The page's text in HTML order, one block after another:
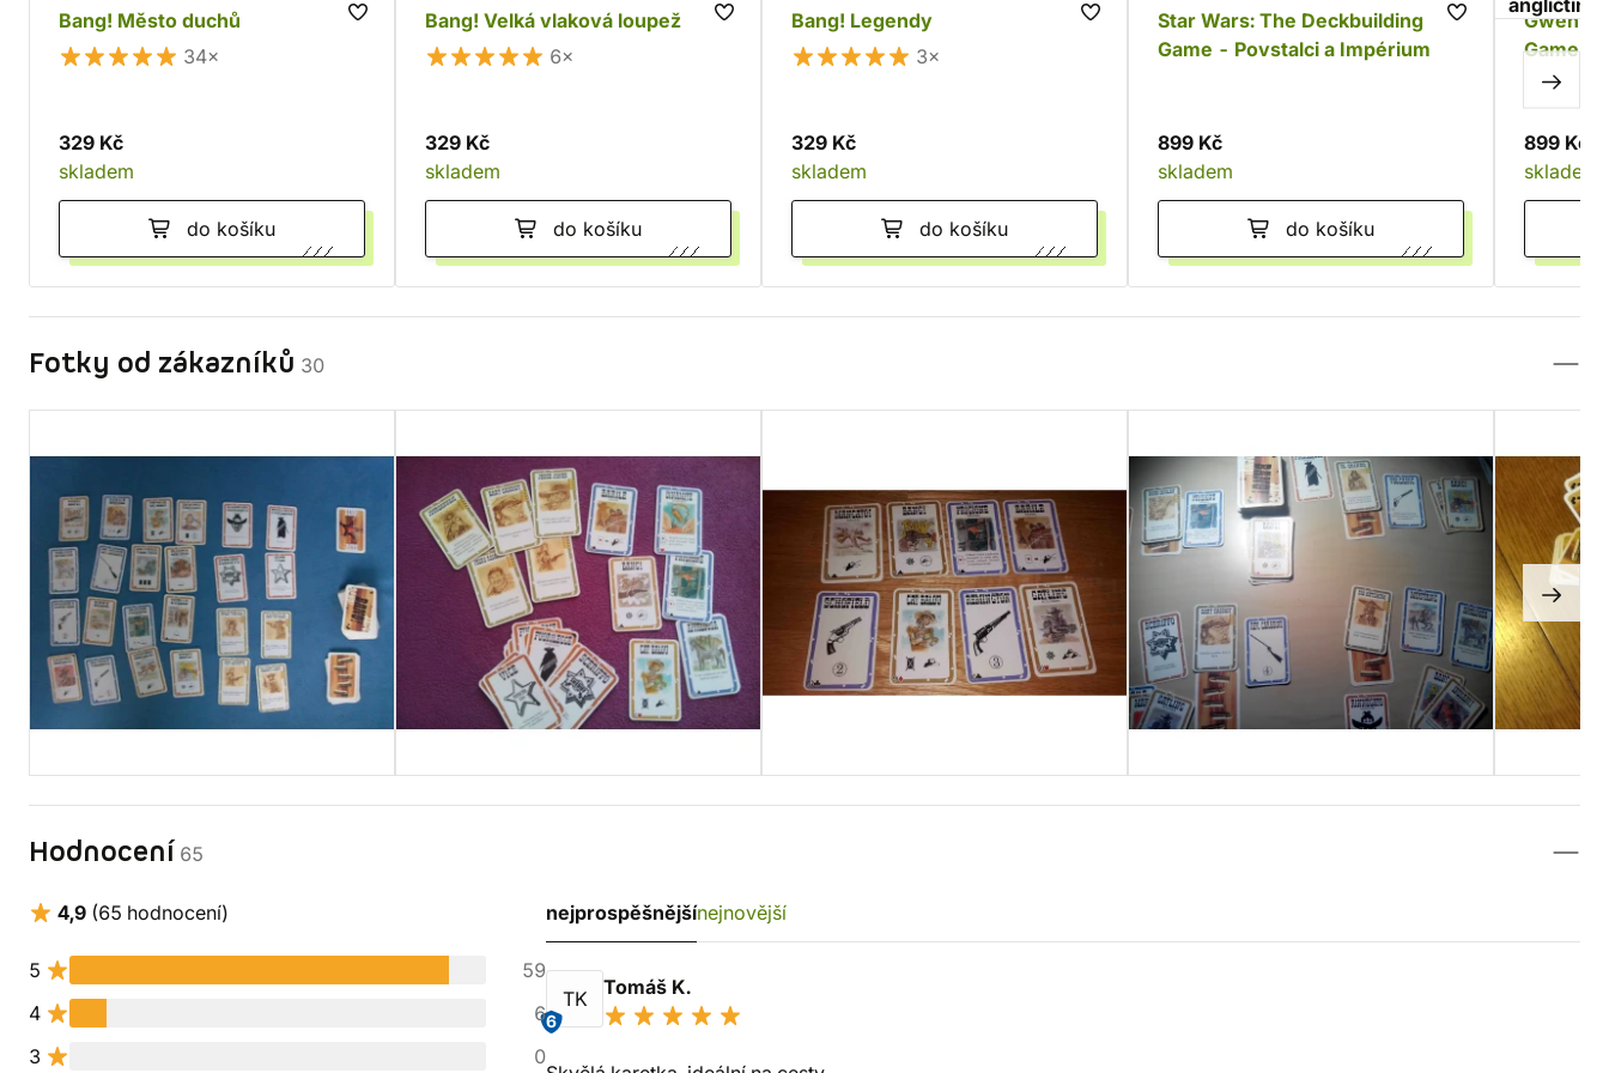
Bang! Město duchů
34×
329 Kč
skladem
do košíku
Bang! Velká vlaková loupež
6×
329 Kč
skladem
do košíku
Bang! Legendy
3×
329 Kč
skladem
do košíku
Star Wars: The Deckbuilding
Game - Povstalci a Impérium
899 Kč
skladem
do košíku
Gwent
Game
899 Kč
skladem
Fotky od zákazníků 30
Hodnocení 65
4,9 (65 hodnocení)
5
59
4
6
3
0
nejprospěšnějšínejnovější
TK
6
Tomáš K.